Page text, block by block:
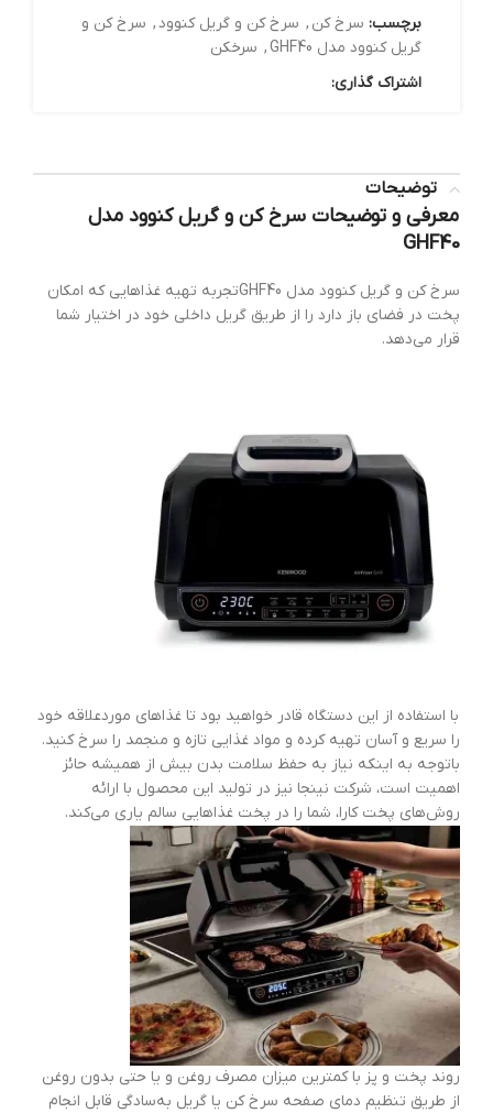
برچسب: سرخ کن , سرخ کن و گریل کنوود, سرخ کن و
گریل کنوود مدل GHF40
, سرخکن
اشتراک گذاری:
توضیحات
معرفی و توضیحات سرخ کن و گریل کنوود مدل
GHF40
سرخ کن و گریل کنوود مدل GHF40تجربه تهیه غذاهایی که امکان
پخت در فضای باز دارد را از طریق گریل داخلی خود در اختیار شما
قرار می‌دهد.
با استفاده از این دستگاه قادر خواهید بود تا غذاهای موردعلاقه خود
را سریع و آسان تهیه کرده و مواد غذایی تازه و منجمد را سرخ کنید.
باتوجه به اینکه نیاز به حفظ سلامت بدن بیش از همیشه حائز
اهمیت است، شرکت نینجا نیز در تولید این محصول با ارائه
روش‌های پخت کارا، شما را در پخت غذاهایی سالم یاری می‌کند.
روند پخت و پز با کمترین میزان مصرف روغن و یا حتی بدون روغن
از طریق تنظیم دمای صفحه سرخ کن یا گریل به‌سادگی قابل انجام